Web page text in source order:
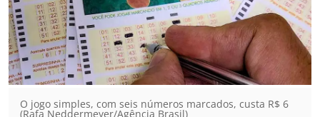
O jogo simples, com seis números marcados, custa R$ 6
(Rafa Neddermeyer/Agência Brasil)